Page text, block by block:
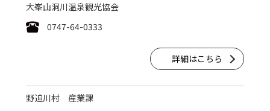
大峯山洞川温泉観光協会
0747-64-0333
詳細はこちら
野迫川村 産業課